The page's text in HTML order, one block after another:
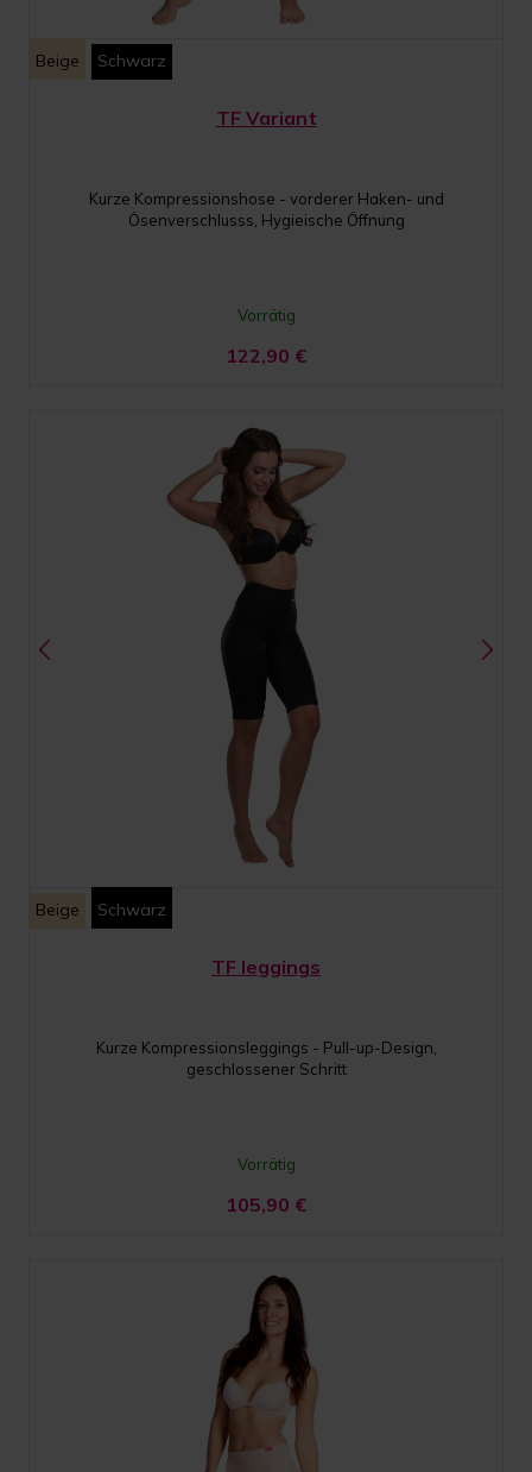
Beige Schwarz
TF Variant
Kurze Kompressionshose - vorderer Haken- und
Ösenverschlusss, Hygieische Öffnung
Vorrätig
122,90 €
Beige Schwarz
TF leggings
Kurze Kompressionsleggings - Pull-up-Design,
geschlossener Schritt
Vorrätig
105,90 €